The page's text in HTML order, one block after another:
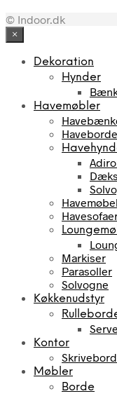
© Indoor.dk
×
Dekoration
Hynder
Havemøbler
Haveborde
Markiser
Parasoller
Solvogne
Køkkenudstyr
Kontor
Møbler
Borde